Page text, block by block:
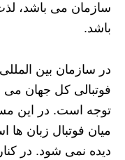
سازمان می باشد،
باشد.
در سازمان بین
فوتبالی کل جهان می
توجه است. در این
میان فوتبال زبان
دیده نمی شود. در